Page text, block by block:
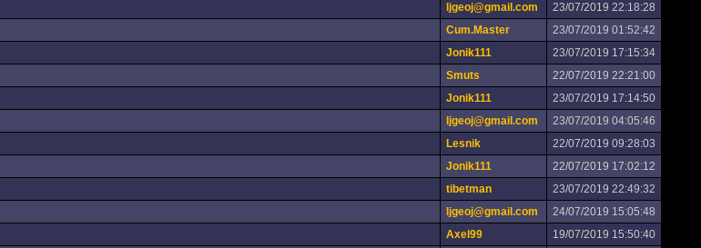
ljgeoj@gmail.com
23/07/2019 22:18:28
Cum.Master
23/07/2019 01:52:42
Jonik111
23/07/2019 17:15:34
Smuts
22/07/2019 22:21:00
Jonik111
23/07/2019 17:14:50
ljgeoj@gmail.com
23/07/2019 04:05:46
Lesnik
22/07/2019 09:28:03
Jonik111
22/07/2019 17:02:12
tibetman
23/07/2019 22:49:32
ljgeoj@gmail.com
24/07/2019 15:05:48
Axel99 19/07/2019 15:50:40